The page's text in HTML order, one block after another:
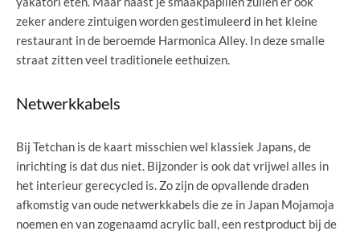
zeker andere zintuigen worden gestimuleerd in het kleine
restaurant in de beroemde Harmonica Alley. In deze smalle
straat zitten veel traditionele eethuizen.
Netwerkkabels
Bij Tetchan is de kaart misschien wel klassiek Japans, de
inrichting is dat dus niet. Bijzonder is ook dat vrijwel alles in
het interieur gerecycled is. Zo zijn de opvallende draden
afkomstig van oude netwerkkabels die ze in Japan Mojamoja
noemen en van zogenaamd acrylic ball, een restproduct bij de